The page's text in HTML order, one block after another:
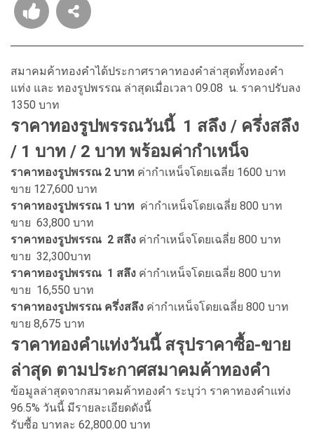
สมาคมค้าทองคำได้ประกาศราคาทองคำล่าสุดทั้งทองคำ
แท่ง และ ทองรูปพรรณ ล่าสุดเมื่อเวลา 09.08 น. ราคาปรับลง
1350 บาท
ราคาทองรูปพรรณวันนี้ 1 สลึง / ครึ่งสลึง
/ 1 บาท / 2 บาท พร้อมค่ากำเหน็จ
ราคาทองรูปพรรณ 2 บาท ค่ากำเหน็จโดยเฉลี่ย 1600 บาท
ขาย 127,600 บาท
ราคาทองรูปพรรณ 1 บาท ค่ากำเหน็จโดยเฉลี่ย 800 บาท
ขาย 63,800 บาท
ราคาทองรูปพรรณ 2 สลึง ค่ากำเหน็จโดยเฉลี่ย 800 บาท
ขาย 32,300บาท
ราคาทองรูปพรรณ 1 สลึง ค่ากำเหน็จโดยเฉลี่ย 800 บาท
ขาย 16,550 บาท
ราคาทองรูปพรรณ ครึ่งสลึง ค่ากำเหน็จโดยเฉลี่ย 800 บาท
ขาย 8,675 บาท
ราคาทองคำแท่งวันนี้ สรุปราคาซื้อ-ขาย
ล่าสุด ตามประกาศสมาคมค้าทองคำ
ข้อมูลล่าสุดจากสมาคมค้าทองคำ ระบุว่า ราคาทองคำแท่ง
96.5% วันนี้ มีรายละเอียดดังนี้
รับซื้อ บาทละ 62,800.00 บาท